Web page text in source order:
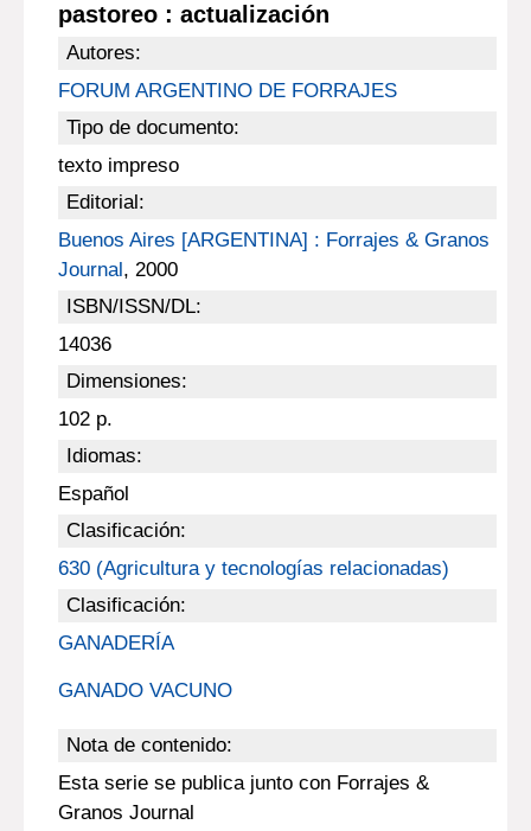
pastoreo : actualización
Autores:
FORUM ARGENTINO DE FORRAJES
Tipo de documento:
texto impreso
Editorial:
Buenos Aires [ARGENTINA] : Forrajes & Granos
Journal, 2000
ISBN/ISSN/DL:
14036
Dimensiones:
102 p.
Idiomas:
Español
Clasificación:
630 (Agricultura y tecnologías relacionadas)
Clasificación:
GANADERÍA
GANADO VACUNO
Nota de contenido:
Esta serie se publica junto con Forrajes &
Granos Journal